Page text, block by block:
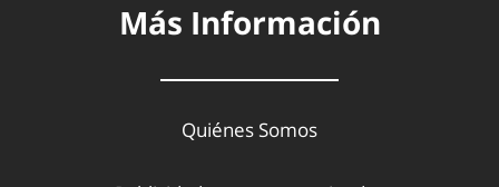
Más Información
Quiénes Somos